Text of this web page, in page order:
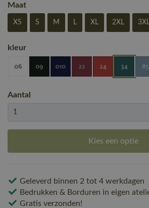
Maat
XS S M L XL 2XL
kleur
Aantal
Kies een optie
Geleverd binnen 2 tot 4 werkdagen
Bedrukken & Borduren in eigen
Gratis verzonden!